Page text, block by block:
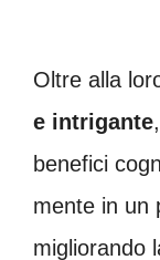
Oltre alla
e intrigante
benefici
mente in un
migliorando